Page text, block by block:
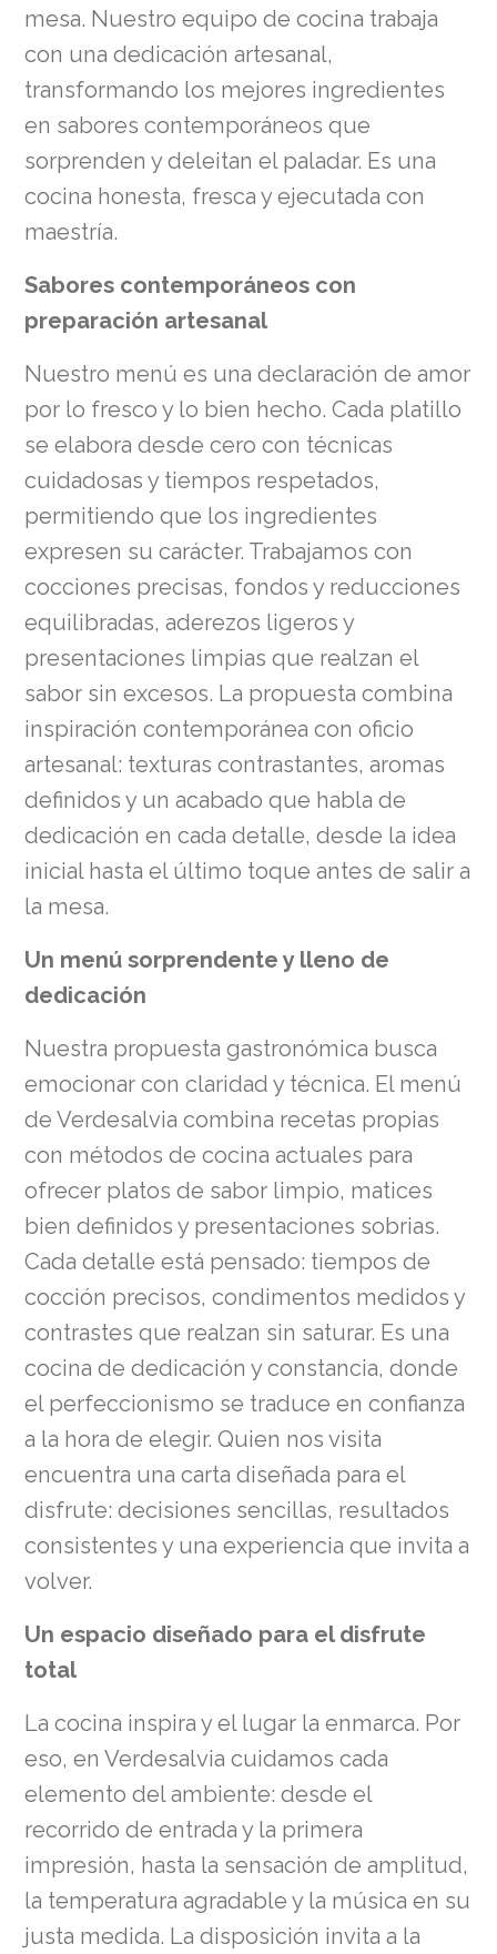
mesa. Nuestro equipo de cocina trabaja
con una dedicación artesanal,
transformando los mejores ingredientes
en sabores contemporáneos que
sorprenden y deleitan el paladar. Es una
cocina honesta, fresca y ejecutada con
maestría.
Sabores contemporáneos con
preparación artesanal
Nuestro menú es una declaración de amor
por lo fresco y lo bien hecho. Cada platillo
se elabora desde cero con técnicas
cuidadosas y tiempos respetados,
permitiendo que los ingredientes
expresen su carácter. Trabajamos con
cocciones precisas, fondos y reducciones
equilibradas, aderezos ligeros y
presentaciones limpias que realzan el
sabor sin excesos. La propuesta combina
inspiración contemporánea con oficio
artesanal: texturas contrastantes, aromas
definidos y un acabado que habla de
dedicación en cada detalle, desde la idea
inicial hasta el último toque antes de salir a
la mesa.
Un menú sorprendente y lleno de
dedicación
Nuestra propuesta gastronómica busca
emocionar con claridad y técnica. El menú
de Verdesalvia combina recetas propias
con métodos de cocina actuales para
ofrecer platos de sabor limpio, matices
bien definidos y presentaciones sobrias.
Cada detalle está pensado: tiempos de
cocción precisos, condimentos medidos y
contrastes que realzan sin saturar. Es una
cocina de dedicación y constancia, donde
el perfeccionismo se traduce en confianza
a la hora de elegir. Quien nos visita
encuentra una carta diseñada para el
disfrute: decisiones sencillas, resultados
consistentes y una experiencia que invita a
volver.
Un espacio diseñado para el disfrute
total
La cocina inspira y el lugar la enmarca. Por
eso, en Verdesalvia cuidamos cada
elemento del ambiente: desde el
recorrido de entrada y la primera
impresión, hasta la sensación de amplitud,
la temperatura agradable y la música en su
justa medida. La disposición invita a la